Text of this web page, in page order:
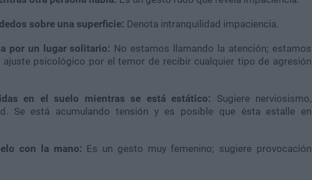
sobre una superficie: Denota intranquilidad impaciencia.
por un lugar solitario: No estamos llamando la atención; estamos
ajuste psicológico por el temor de recibir cualquier tipo de agresión
en el suelo mientras se está estático: Sugiere nerviosismo,
Se está acumulando tensión y es posible que ésta estalle en
con la mano: Es un gesto muy femenino; sugiere provocación